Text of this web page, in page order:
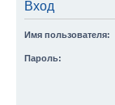
Вход
Имя пользователя:
Пароль: